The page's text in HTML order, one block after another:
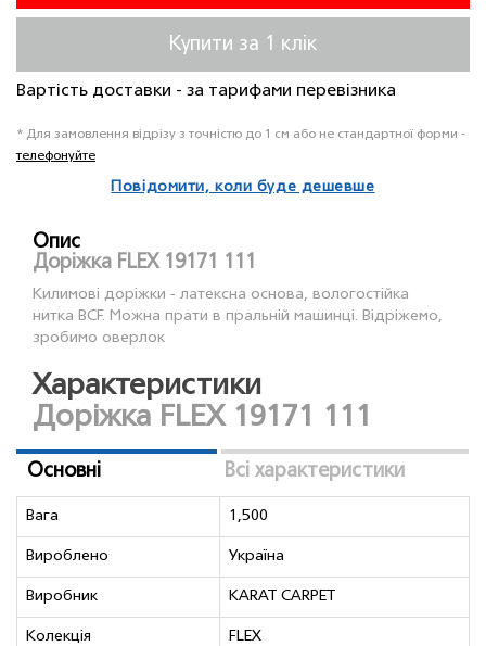
Купити за 1 клiк
Вартість доставки - за тарифами перевізника
* Для замовлення відрізу з точністю до 1 см або не стандартної форми -
телефонуйте
Повідомити, коли буде дешевше
Опис
Доріжка FLEX 19171 111
Килимовi дорiжки - латексна основа, вологостійка
нитка BCF. Можна прати в пральній машинці. Відріжемо,
зробимо оверлок
Характеристики
Доріжка FLEX 19171 111
Основні Всі характеристики
Вага 1,500
Вироблено Україна
Виробник KARAT CARPET
Колекція FLEX